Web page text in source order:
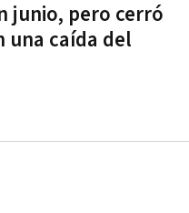
junio, pero cerró
una caída del